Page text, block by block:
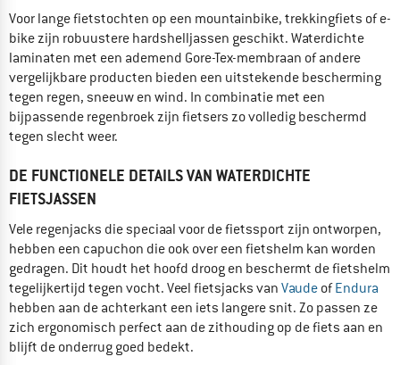
Voor lange fietstochten op een mountainbike, trekkingfiets of e-
bike zijn robuustere hardshelljassen geschikt. Waterdichte
laminaten met een ademend Gore-Tex-membraan of andere
vergelijkbare producten bieden een uitstekende bescherming
tegen regen, sneeuw en wind. In combinatie met een
bijpassende regenbroek zijn fietsers zo volledig beschermd
tegen slecht weer.
DE FUNCTIONELE DETAILS VAN WATERDICHTE
FIETSJASSEN
Vele regenjacks die speciaal voor de fietssport zijn ontworpen,
hebben een capuchon die ook over een fietshelm kan worden
gedragen. Dit houdt het hoofd droog en beschermt de fietshelm
tegelijkertijd tegen vocht. Veel fietsjacks van Vaude ofEndura
hebben aan de achterkant een iets langere snit. Zo passen ze
zich ergonomisch perfect aan de zithouding op de fiets aan en
blijft de onderrug goed bedekt.